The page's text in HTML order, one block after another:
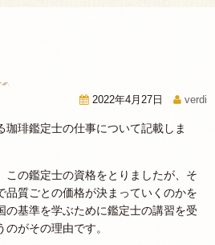
2022年4月27日 verdi
珈琲鑑定士の仕事について記載しま
この鑑定士の資格をとりましたが、そ
品質ごとの価格が決まっていくのかを
の基準を学ぶために鑑定士の講習を受
がその理由です。